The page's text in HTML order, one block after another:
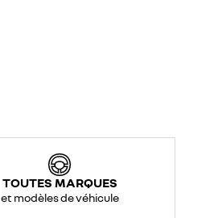
TOUTES MARQUES
et modèles de véhicule